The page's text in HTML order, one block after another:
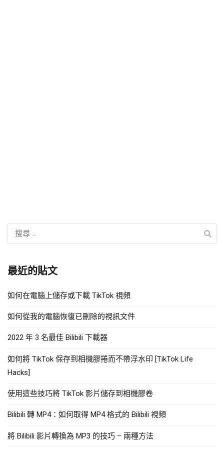
尋:
最近的貼文
如何在電腦上儲存或下載 TikTok 視頻
如何從我的電腦恢復已刪除的視訊文件
2022 年 3 名最佳 Bilibili 下載器
如何將 TikTok 保存到相機膠捲而不帶浮水印 [TikTok Life
Hacks]
使用這些技巧將 TikTok 影片儲存到相機膠卷
Bilibili 轉 MP4：如何取得 MP4 格式的 Bilibili 視頻
將 Bilibili 影片轉換為 MP3 的技巧 – 兩種方法